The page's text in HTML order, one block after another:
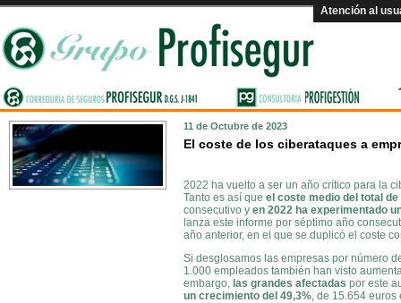
Atención al
11 de Octubre de 2023
El coste de los ciberataques a
2022 ha vuelto a ser un año crítico para la
Tanto es así que el coste medio del total
consecutivo y en 2022 ha experimentado
lanza este informe por séptimo año
año anterior, en el que se duplicó el coste
Si desglosamos las empresas por número
1.000 empleados también han visto
embargo, las grandes afectadas por este
un crecimiento del 49,3%, de 15.654